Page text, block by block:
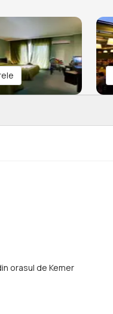
orasul de Kemer